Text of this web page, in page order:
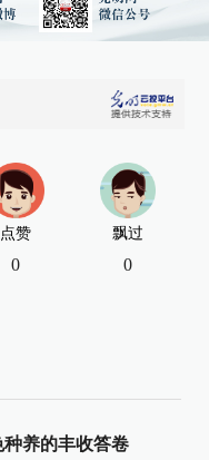
点赞
0
飘过
0
养的丰收答卷